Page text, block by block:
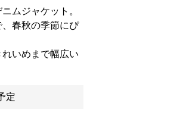
ムジャケット。
春秋の季節にぴ
いめまで幅広い
定